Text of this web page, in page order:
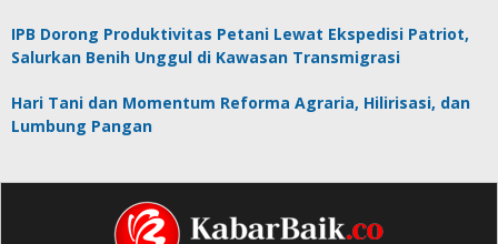
IPB Dorong Produktivitas Petani Lewat Ekspedisi Patriot,
Salurkan Benih Unggul di Kawasan Transmigrasi
Hari Tani dan Momentum Reforma Agraria, Hilirisasi, dan
Lumbung Pangan